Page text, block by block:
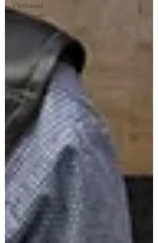
Wettkampf
Lichtgewehr